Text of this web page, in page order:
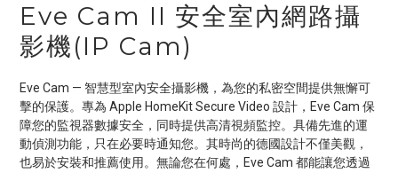
Eve Cam II 安全室內網路攝
影機(IP Cam)
Eve Cam — 智慧型室內安全攝影機，為您的私密空間提供無懈可
擊的保護。專為 Apple HomeKit Secure Video 設計，Eve Cam 保
障您的監視器數據安全，同時提供高清視頻監控。具備先進的運
動偵測功能，只在必要時通知您。其時尚的德國設計不僅美觀，
也易於安裝和推薦使用。無論您在何處，Eve Cam 都能讓您透過